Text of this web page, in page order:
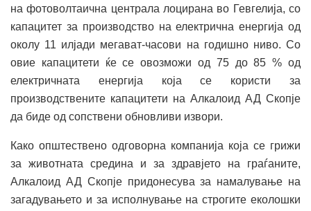
на фотоволтаична централа лоцирана во Гевгелија, со
капацитет за производство на електрична енергија од
околу 11 илјади мегават-часови на годишно ниво. Со
овие капацитети ќе се овозможи од 75 до 85 % од
електричната енергија која се користи за
производствените капацитети на Алкалоид АД Скопје
да биде од сопствени обновливи извори.
Како општествено одговорна компанија која се грижи
за животната средина и за здравјето на граѓаните,
Алкалоид АД Скопје придонесува за намалување на
загадувањето и за исполнување на строгите еколошки